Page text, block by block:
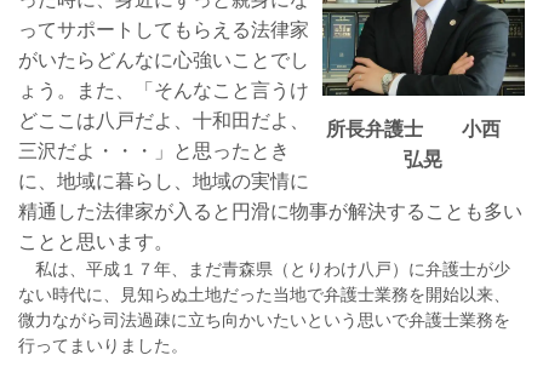
所長弁護士 小西
弘晃
ってサポートしてもらえる法律家
がいたらどんなに心強いことでし
ょう。また、「そんなこと言うけ
どここは八戸だよ、十和田だよ、
三沢だよ・・・」と思ったとき
に、地域に暮らし、地域の実情に
精通した法律家が入ると円滑に物事が解決することも多い
ことと思います。
私は、平成１７年、まだ青森県（とりわけ八戸）に弁護士が少
ない時代に、見知らぬ土地だった当地で弁護士業務を開始以来、
微力ながら司法過疎に立ち向かいたいという思いで弁護士業務を
行ってまいりました。